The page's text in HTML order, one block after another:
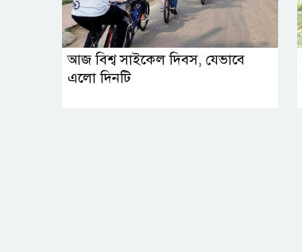
আজ বিশ্ব সাইকেল দিবস, যেভাবে
এলো দিনটি